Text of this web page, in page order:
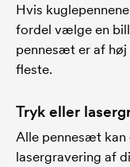
Hvis
fordel vælge en
pennesæt er af
fleste.
Tryk eller
Alle pennesæt kan
lasergravering af